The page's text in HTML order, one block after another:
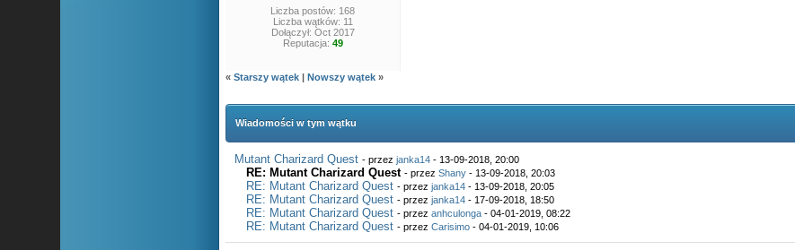
Liczba postów: 168
Liczba wątków: 11
Dołączył: Oct 2017
Reputacja: 49
«Starszy wątek |Nowszy wątek »
Wiadomości w tym wątku
Mutant Charizard Quest - przezjanka14 - 13-09-2018, 20:00
RE: Mutant Charizard Quest - przezShany - 13-09-2018, 20:03
RE: Mutant Charizard Quest - przezjanka14 - 13-09-2018, 20:05
RE: Mutant Charizard Quest - przezjanka14 - 17-09-2018, 18:50
RE: Mutant Charizard Quest - przezanhculonga - 04-01-2019, 08:22
RE: Mutant Charizard Quest - przezCarisimo - 04-01-2019, 10:06